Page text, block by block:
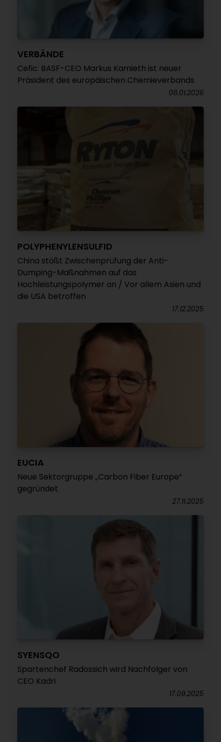
VERBÄNDE
Cefic: BASF-CEO Markus Kamieth ist neuer
Präsident des europäischen Chemieverbands
06.01.2026
POLYPHENYLENSULFID
China stößt Zwischenprüfung der Anti-
Dumping-Maßnahmen auf das
Hochleistungspolymer an / Vor allem Asien und
die USA betroffen
17.12.2025
EUCIA
Neue Sektorgruppe „Carbon Fiber Europe“
gegründet
27.11.2025
SYENSQO
Spartenchef Radossich wird Nachfolger von
CEO Kadri
17.09.2025